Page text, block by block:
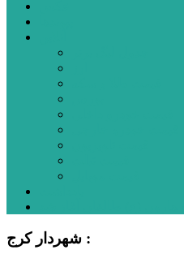
شهردار کرج :